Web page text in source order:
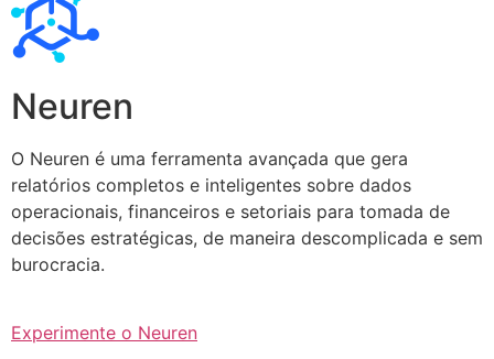
Neuren
O Neuren é uma ferramenta avançada que gera
relatórios completos e inteligentes sobre dados
operacionais, financeiros e setoriais para tomada de
decisões estratégicas, de maneira descomplicada e sem
burocracia.
Experimente o Neuren